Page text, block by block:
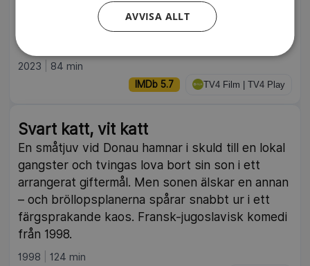
kort innan en stor tävling men hittar en ny,
otippad kandidat i boxaren Walt. Amerikansk
romantisk komedi från 2023.
2023 84 min
IMDb 5.7 TV4 Film | TV4 Play
Svart katt, vit katt
En småtjuv vid Donau hamnar i skuld till en lokal
gangster och tvingas lova bort sin son i ett
arrangerat giftermål. Men sonen älskar en annan
– och bröllopsplanerna spårar snabbt ur i ett
färgsprakande kaos. Fransk-jugoslavisk komedi
från 1998.
1998 124 min
AVVISA ALLT